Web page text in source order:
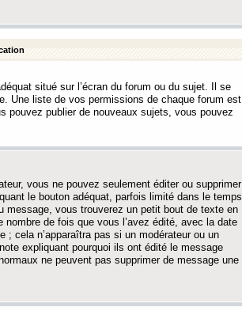
situé sur l’écran du forum ou du sujet. Il se
Une liste de vos permissions de chaque forum est
pouvez publier de nouveaux sujets, vous pouvez
vous ne pouvez seulement éditer ou supprimer
le bouton adéquat, parfois limité dans le temps
message, vous trouverez un petit bout de texte en
de fois que vous l’avez édité, avec la date
; cela n’apparaîtra pas si un modérateur ou un
expliquant pourquoi ils ont édité le message
ne peuvent pas supprimer de message une